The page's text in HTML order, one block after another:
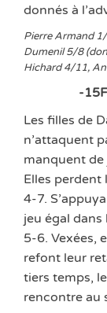
donnés à
Pierre Armand
Dumenil 5/8
Hichard 4/11,
-
Les filles de
n’attaquent
manquent
Elles
4-7.
jeu égal
5-6. Vexées,
refont leur
tiers temps,
rencontre au